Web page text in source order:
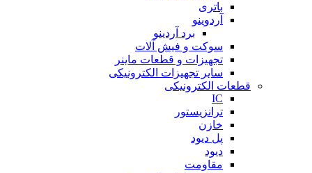
باتری
آردوینو
برد آردینو
سوکت و فیش آلات
تجهیزات و قطعات ماینر
سایر تجهیزات الکترونیکی
قطعات الکترونیکی
IC
ترانزیستور
خازن
پل دیود
دیود
مقاومت